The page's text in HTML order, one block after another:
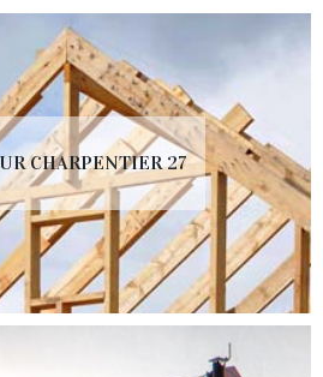
CHARPENTIER 27